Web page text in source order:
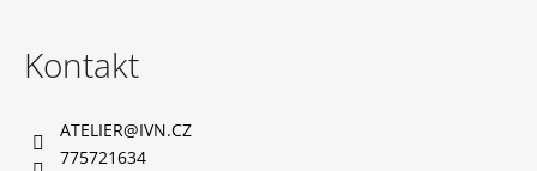
Kontakt
ATELIER@IVN.CZ
775721634